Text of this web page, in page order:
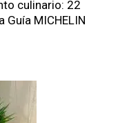
culinario: 22
MICHELIN